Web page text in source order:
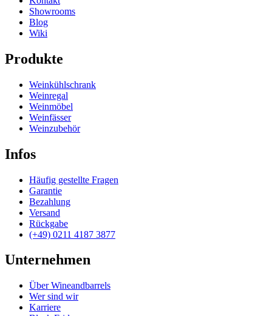
Showrooms
Blog
Wiki
Produkte
Weinkühlschrank
Weinregal
Weinmöbel
Weinfässer
Weinzubehör
Infos
Häufig gestellte Fragen
Garantie
Bezahlung
Versand
Rückgabe
(+49) 0211 4187 3877
Unternehmen
Über Wineandbarrels
Wer sind wir
Karriere